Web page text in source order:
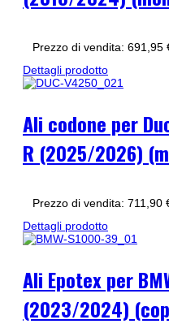
Prezzo di vendita: 691,95
Dettagli prodotto
Ali codone per
R (2025/2026)
Prezzo di vendita: 711,90
Dettagli prodotto
Ali Epotex per
(2023/2024)